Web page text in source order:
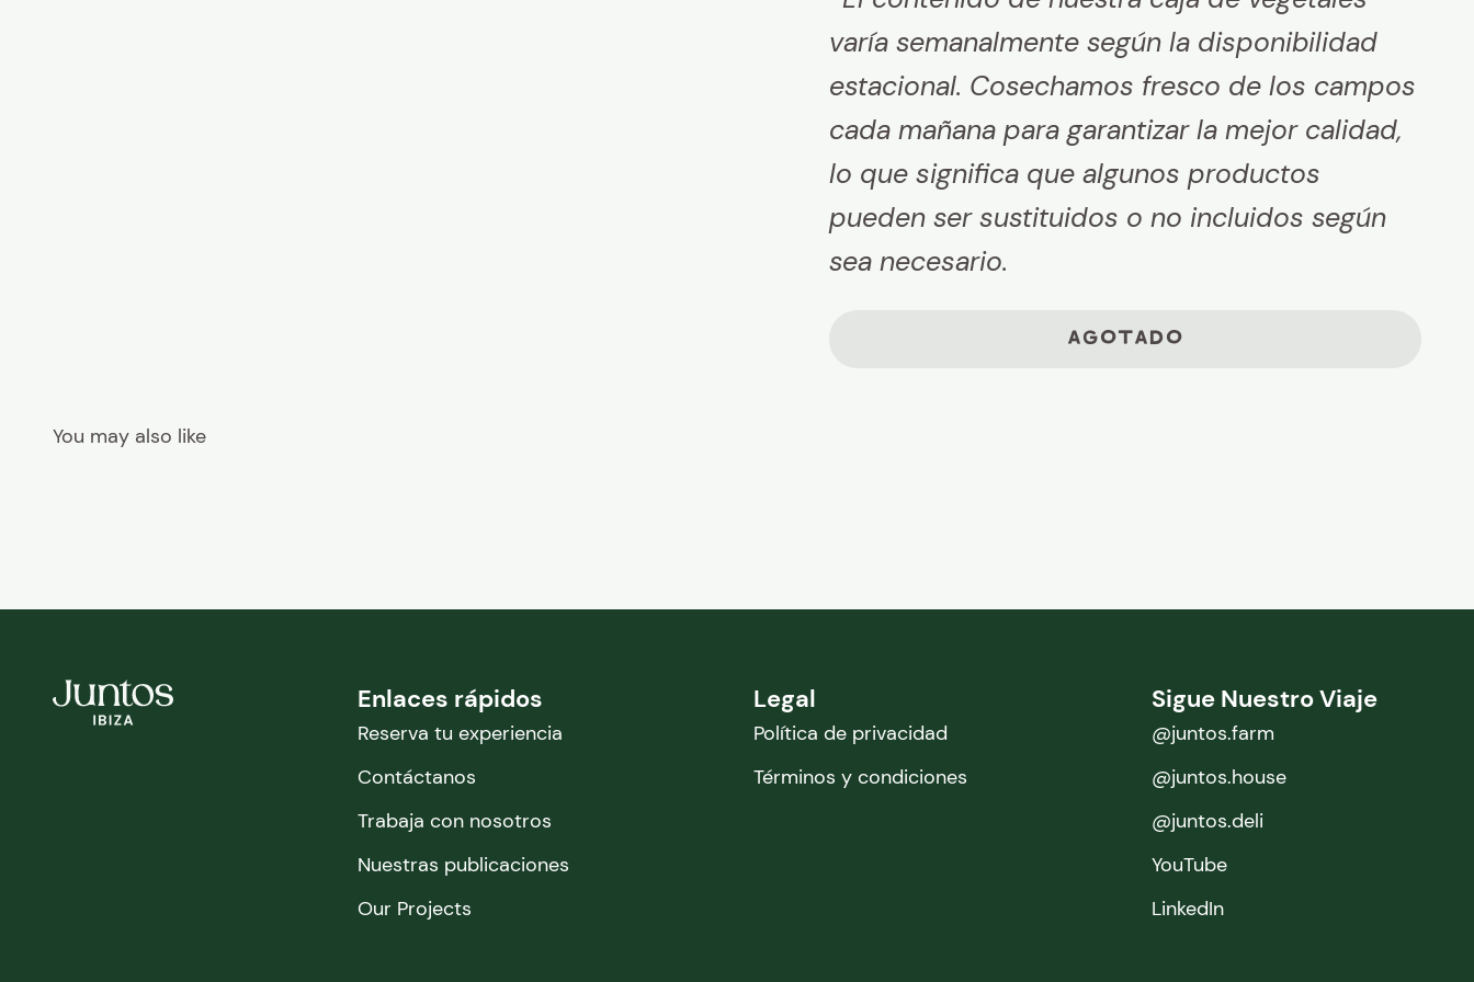
varía semanalmente según la disponibilidad
estacional. Cosechamos fresco de los campos
cada mañana para garantizar la mejor calidad,
lo que significa que algunos productos
pueden ser sustituidos o no incluidos según
sea necesario.
AGOTADO
Enlaces rápidos
Reserva tu experiencia
Contáctanos
Trabaja con nosotros
Nuestras publicaciones
Our Projects
Legal
Política de privacidad
Términos y condiciones
Sigue Nuestro Viaje
@juntos.farm
@juntos.house
@juntos.deli
YouTube
LinkedIn